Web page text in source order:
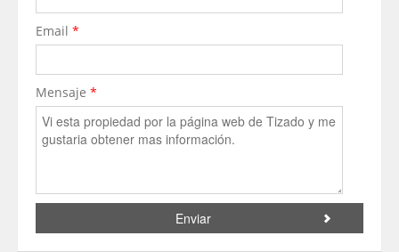
Email *
Mensaje *